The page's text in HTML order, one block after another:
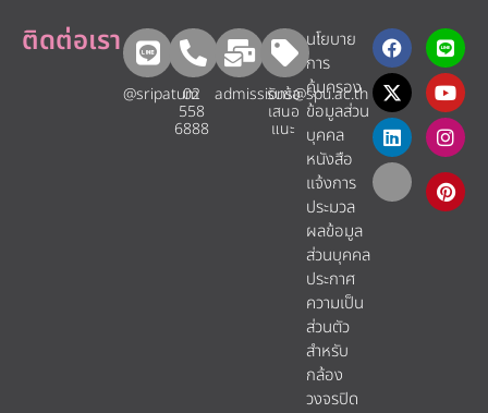
ติดต่อเรา
@sripatum
02
558
6888
admissions@spu.ac.th
รับข้อ
เสนอ
แนะ​
นโยบาย
การ
คุ้มครอง
ข้อมูลส่วน
บุคคล
หนังสือ
แจ้งการ
ประมวล
ผลข้อมูล
ส่วนบุคคล
ประกาศ
ความเป็น
ส่วนตัว
สำหรับ
กล้อง
วงจรปิด